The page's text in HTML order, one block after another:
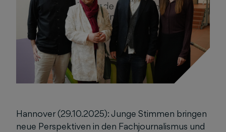
Hannover (29.10.2025): Junge Stimmen bringen
neue Perspektiven in den Fachjournalismus und